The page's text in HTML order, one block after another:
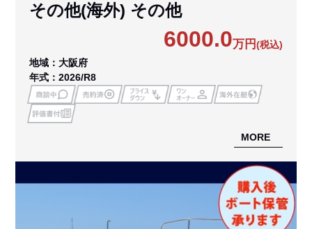
その他(海外) その他
6000.0万円(税込)
地域：大阪府
年式：2026/R8
MORE